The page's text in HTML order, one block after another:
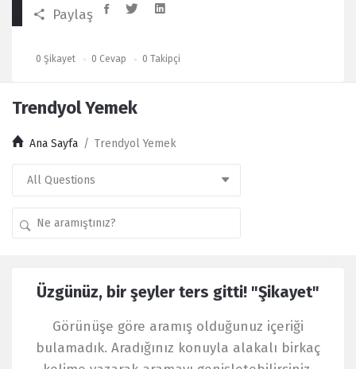
Paylaş
0 Takipçi
0 Cevap
0 Şikayet
Trendyol Yemek
Ana Sayfa / Trendyol Yemek
Kullanıcı
Yorumları
Latest
Şikayet
Üzgünüz, bir şeyler ters gitti! "Şikayet"
Görünüşe göre aramış olduğunuz içeriği
bulamadık. Aradığınız konuyla alakalı birkaç